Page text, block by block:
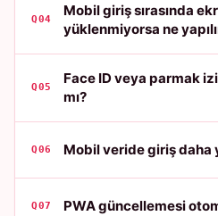
Q04
Mobil giriş sırasında
yüklenmiyorsa ne
Q05
Face ID veya parmak
mı?
Q06 Mobil veride giriş daha
Q07 PWA güncellemesi